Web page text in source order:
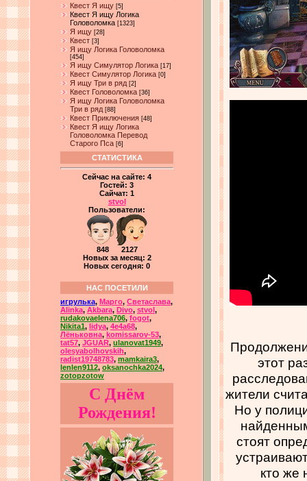
Квест Я ищу [5]
Квест Я ищу Логика
Головоломка [1323]
Я ищу [28]
Квест [3]
Я ищу Логика Головоломка
[454]
Я ищу Симулятор Логика [17]
Квест Симулятор Логика [0]
Я ищу Три в ряд [2]
Квест Головоломка [36]
Я ищу Логика Головоломка
Три в ряд [88]
Квест Приключения [48]
Квест Я ищу Логика
Головоломка Перевод
Старого Пса [6]
СТАТИСТИКА
Сейчас на сайте: 4
Гостей: 3
Сайчат: 1
stvol
Пользователи:
848 2127
Новых за месяц: 2
Новых сегодня: 0
НАС ПОСЕТИЛИ
игрулька, Марго, Светаслава,
Alinka, Akbara, Divo, stvol ,
rudakovaelena706, fogot,
Nikita1, lidya, 4e4a68,
Лёньковна, komissarov-53,
tat57, JGUAR, ulanovat1949,
olesyabolhovskih,
radist19748783, mamkaira3,
lenlen9112, oksanochka2024,
zotopzotow
С Днём
Рождения!
этот
жители
Но у
стоят
кто же